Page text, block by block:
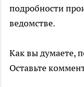
подробности
ведомстве.
Как вы думаете,
Оставьте